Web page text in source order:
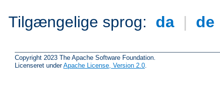
Tilgængelige sprog: da | de
Copyright 2023 The Apache Software Foundation.
Licenseret underApache License, Version 2.0